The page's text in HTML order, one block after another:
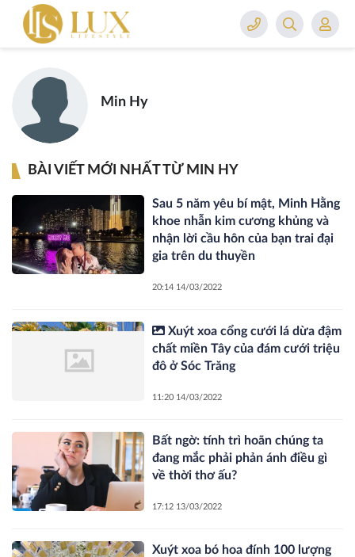
Min Hy
BÀI VIẾT MỚI NHẤT TỪ MIN HY
Sau 5 năm yêu bí mật, Minh Hằng
khoe nhẫn kim cương khủng và
nhận lời cầu hôn của bạn trai đại
gia trên du thuyền
20:14 14/03/2022
Xuýt xoa cổng cưới lá dừa đậm
chất miền Tây của đám cưới triệu
đô ở Sóc Trăng
11:20 14/03/2022
Bất ngờ: tính trì hoãn chúng ta
đang mắc phải phản ánh điều gì
về thời thơ ấu?
17:12 13/03/2022
Xuýt xoa bó hoa đính 100 lượng